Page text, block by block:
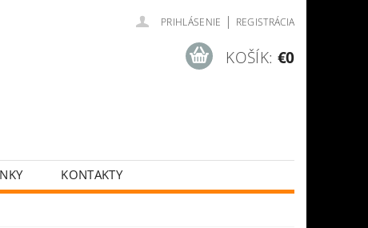
PRIHLÁSENIE | REGISTRÁCIA
KOŠÍK: €0
KONTAKTY